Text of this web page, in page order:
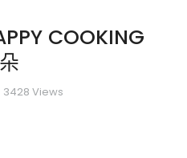
COOKING
3428 Views